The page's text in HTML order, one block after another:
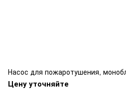
Насос для пожаротушения,
Цену уточняйте